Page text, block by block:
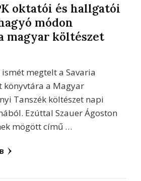
oktatói és hallgatói
módon
magyar költészet
megtelt a Savaria
könyvtára a Magyar
Tanszék költészet napi
Ezúttal Szauer Ágoston
mögött című …